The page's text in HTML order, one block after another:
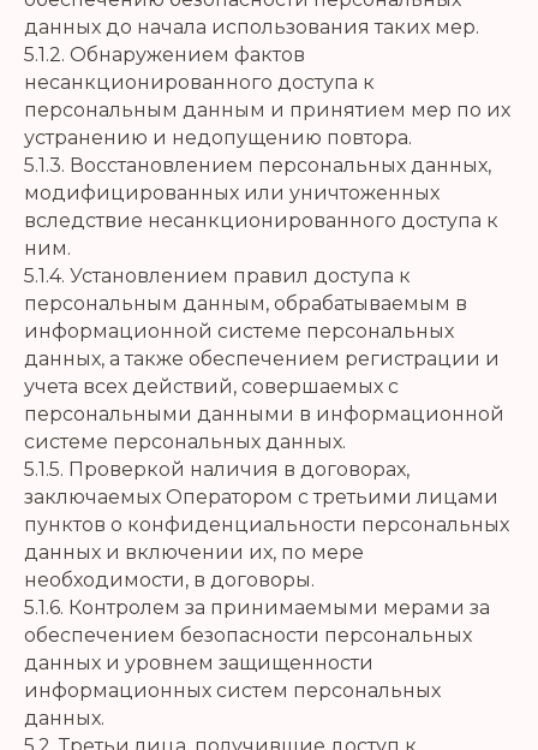
данных до начала использования таких мер.
5.1.2. Обнаружением фактов
несанкционированного доступа к
персональным данным и принятием мер по их
устранению и недопущению повтора.
5.1.3. Восстановлением персональных данных,
модифицированных или уничтоженных
вследствие несанкционированного доступа к
ним.
5.1.4. Установлением правил доступа к
персональным данным, обрабатываемым в
информационной системе персональных
данных, а также обеспечением регистрации и
учета всех действий, совершаемых с
персональными данными в информационной
системе персональных данных.
5.1.5. Проверкой наличия в договорах,
заключаемых Оператором с третьими лицами
пунктов о конфиденциальности персональных
данных и включении их, по мере
необходимости, в договоры.
5.1.6. Контролем за принимаемыми мерами за
обеспечением безопасности персональных
данных и уровнем защищенности
информационных систем персональных
данных.